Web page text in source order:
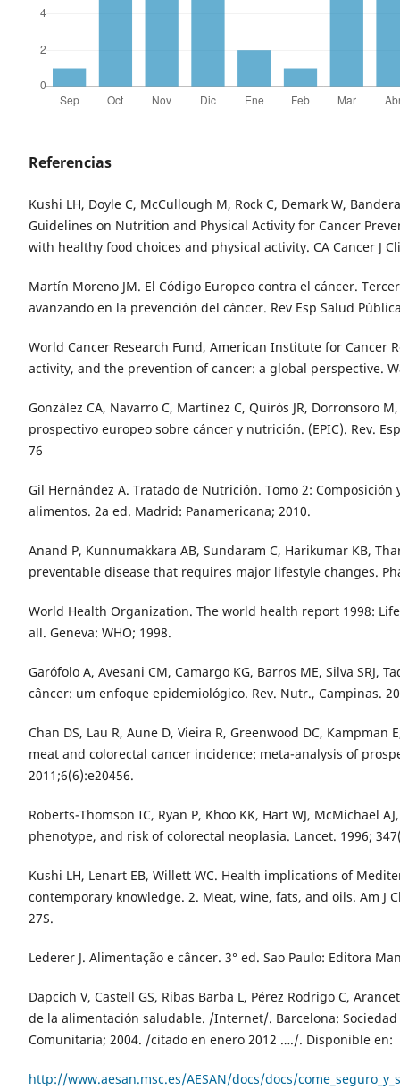
Referencias
Kushi LH, Doyle C, McCullough M, Rock C, Demark W,
Guidelines on Nutrition and Physical Activity for Cancer
with healthy food choices and physical activity. CA Cancer J
Martín Moreno JM. El Código Europeo contra el cáncer.
avanzando en la prevención del cáncer. Rev Esp Salud
World Cancer Research Fund, American Institute for Cancer
activity, and the prevention of cancer: a global perspective.
González CA, Navarro C, Martínez C, Quirós JR, Dorronsoro
prospectivo europeo sobre cáncer y nutrición. (EPIC). Rev.
76
Gil Hernández A. Tratado de Nutrición. Tomo 2:
alimentos. 2a ed. Madrid: Panamericana; 2010.
Anand P, Kunnumakkara AB, Sundaram C, Harikumar KB,
preventable disease that requires major lifestyle changes.
World Health Organization. The world health report 1998:
all. Geneva: WHO; 1998.
Garófolo A, Avesani CM, Camargo KG, Barros ME, Silva SRJ,
câncer: um enfoque epidemiológico. Rev. Nutr., Campinas.
Chan DS, Lau R, Aune D, Vieira R, Greenwood DC, Kampman
meat and colorectal cancer incidence: meta-analysis of
2011;6(6):e20456.
Roberts-Thomson IC, Ryan P, Khoo KK, Hart WJ, McMichael
phenotype, and risk of colorectal neoplasia. Lancet. 1996;
Kushi LH, Lenart EB, Willett WC. Health implications of
contemporary knowledge. 2. Meat, wine, fats, and oils. Am J
27S.
Lederer J. Alimentação e câncer. 3° ed. Sao Paulo: Editora
Dapcich V, Castell GS, Ribas Barba L, Pérez Rodrigo C,
de la alimentación saludable. /Internet/. Barcelona:
Comunitaria; 2004. /citado en enero 2012 …./. Disponible en:
http://www.aesan.msc.es/AESAN/docs/docs/